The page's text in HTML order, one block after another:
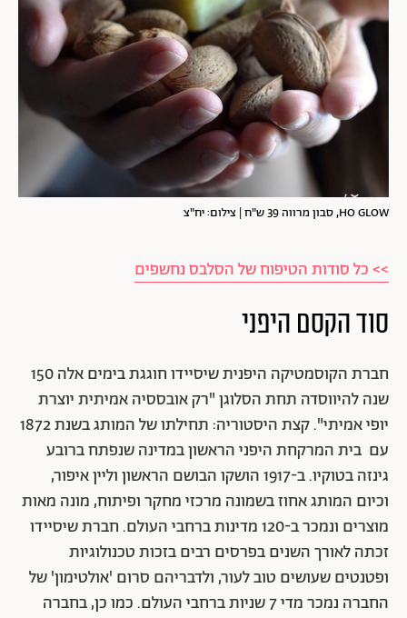
HO GLOW, סבון מרווה 39 ש"ח | צילום: יח"צ
>> כל סודות הטיפוח של הסלבס נחשפים
סוד הקסם היפני
חברת הקוסמטיקה היפנית שיסיידו חוגגת בימים אלה 150
שנה להיווסדה תחת הסלוגן "רק אובססיה אמיתית יוצרת
יופי אמיתי". קצת היסטוריה: תחילתו של המותג בשנת 1872
עם בית המרקחת היפני הראשון במדינה שנפתח ברובע
גינזה בטוקיו. ב-1917 הושקו הבושם הראשון וליין איפור,
וכיום המותג אחוז בשמונה מרכזי מחקר ופיתוח, מונה מאות
מוצרים ונמכר ב-120 מדינות ברחבי העולם. חברת שיסיידו
זכתה לאורך השנים בפרסים רבים בזכות טכנולוגיות
ופטנטים שעושים טוב לעור, ולדבריהם סרום 'אולטימון' של
החברה נמכר מדי 7 שניות ברחבי העולם. כמו כן, בחברה